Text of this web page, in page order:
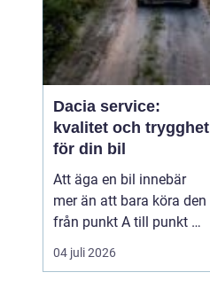
Dacia service:
kvalitet och trygghet
för din bil
Att äga en bil innebär
mer än att bara köra den
från punkt A till punkt B.
Det handlar om
underhåll och service för
04 juli 2026